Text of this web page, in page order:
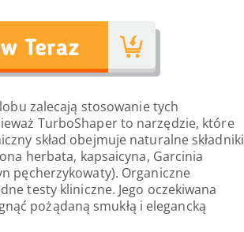
zalecają stosowanie tych
TurboShaper to narzędzie, które
skład obejmuje naturalne składniki
herbata, kapsaicyna, Garcinia
pęcherzykowaty). Organiczne
testy kliniczne. Jego oczekiwana
pożądaną smukłą i elegancką